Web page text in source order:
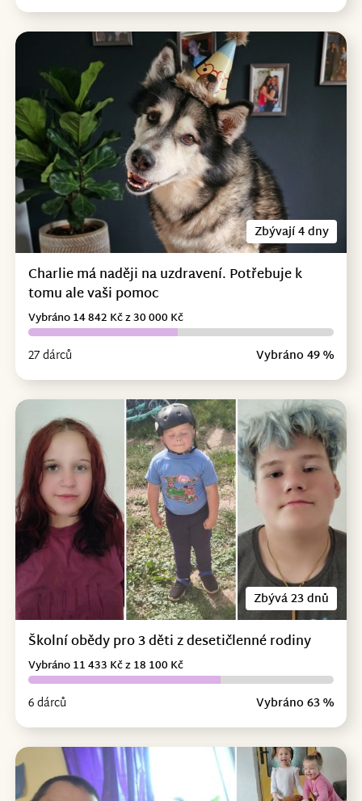
Zbývají 4 dny
Charlie má naději na uzdravení. Potřebuje k
tomu ale vaši pomoc
27 dárců Vybráno 49 %
Vybráno 14 842 Kč z 30 000 Kč
Zbývá 23 dnů
Školní obědy pro 3 děti z desetičlenné rodiny
6 dárců Vybráno 63 %
Vybráno 11 433 Kč z 18 100 Kč